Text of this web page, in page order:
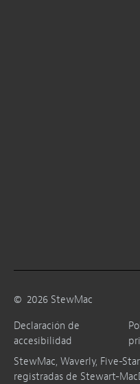
© 2026 StewMac
Declaración de
accesibilidad
StewMac, Waverly, Five-
registradas de Stewart-